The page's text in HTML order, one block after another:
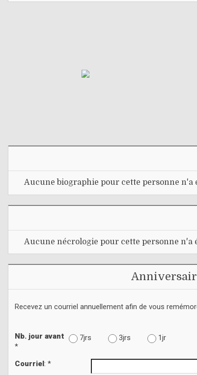
Aucune biographie pour cette personne
Aucune nécrologie pour cette personne n'a
Recevez un courriel annuellement afin de vous
Nb. jour avant
*
7jrs 3jrs 1jr
Courriel: *